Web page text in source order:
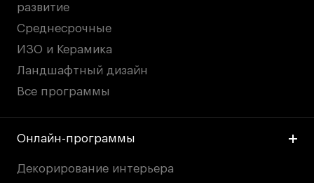
развитие
Среднесрочные
ИЗО и Керамика
Ландшафтный дизайн
Все программы
Онлайн-программы
Декорирование интерьера